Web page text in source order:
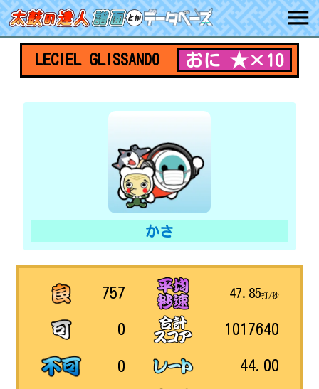
LECIEL GLISSANDO おに ★×10
かさ
757
0
0
47.85打/秒
1017640
44.00